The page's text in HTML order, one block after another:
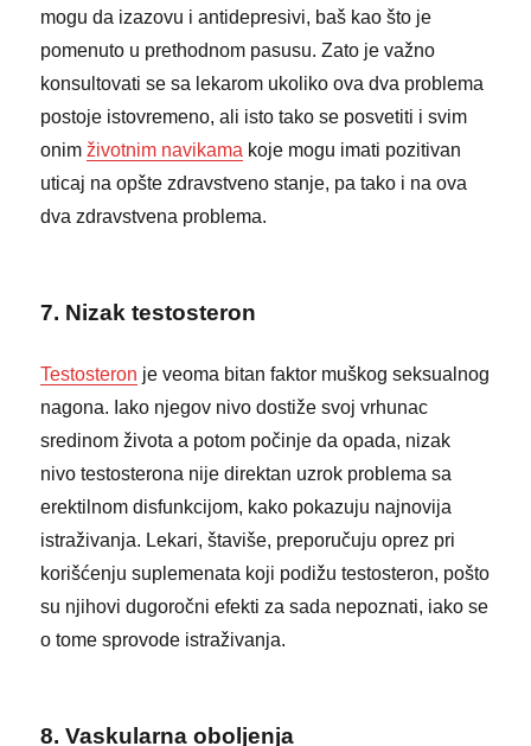
mogu da izazovu i antidepresivi, baš kao što je
pomenuto u prethodnom pasusu. Zato je važno
konsultovati se sa lekarom ukoliko ova dva problema
postoje istovremeno, ali isto tako se posvetiti i svim
onim životnim navikama koje mogu imati pozitivan
uticaj na opšte zdravstveno stanje, pa tako i na ova
dva zdravstvena problema.
7. Nizak testosteron
Testosteron je veoma bitan faktor muškog seksualnog
nagona. Iako njegov nivo dostiže svoj vrhunac
sredinom života a potom počinje da opada, nizak
nivo testosterona nije direktan uzrok problema sa
erektilnom disfunkcijom, kako pokazuju najnovija
istraživanja. Lekari, štaviše, preporučuju oprez pri
korišćenju suplemenata koji podižu testosteron, pošto
su njihovi dugoročni efekti za sada nepoznati, iako se
o tome sprovode istraživanja.
8. Vaskularna oboljenja